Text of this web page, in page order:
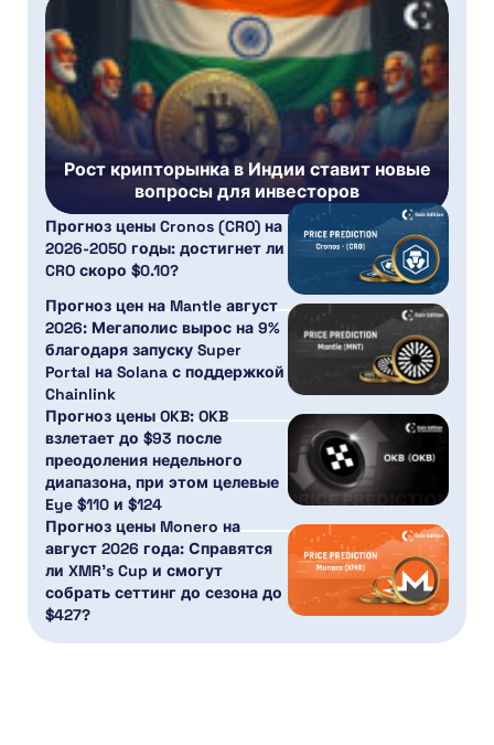
Рост крипторынка в Индии ставит новые
вопросы для инвесторов
Прогноз цены Cronos (CRO) на
2026-2050 годы: достигнет ли
CRO скоро $0.10?
Прогноз цен на Mantle август
2026: Мегаполис вырос на 9%
благодаря запуску Super
Portal на Solana с поддержкой
Chainlink
Прогноз цены OKB: OKB
взлетает до $93 после
преодоления недельного
диапазона, при этом целевые
Eye $110 и $124
Прогноз цены Monero на
август 2026 года: Справятся
ли XMR’s Cup и смогут
собрать сеттинг до сезона до
$427?